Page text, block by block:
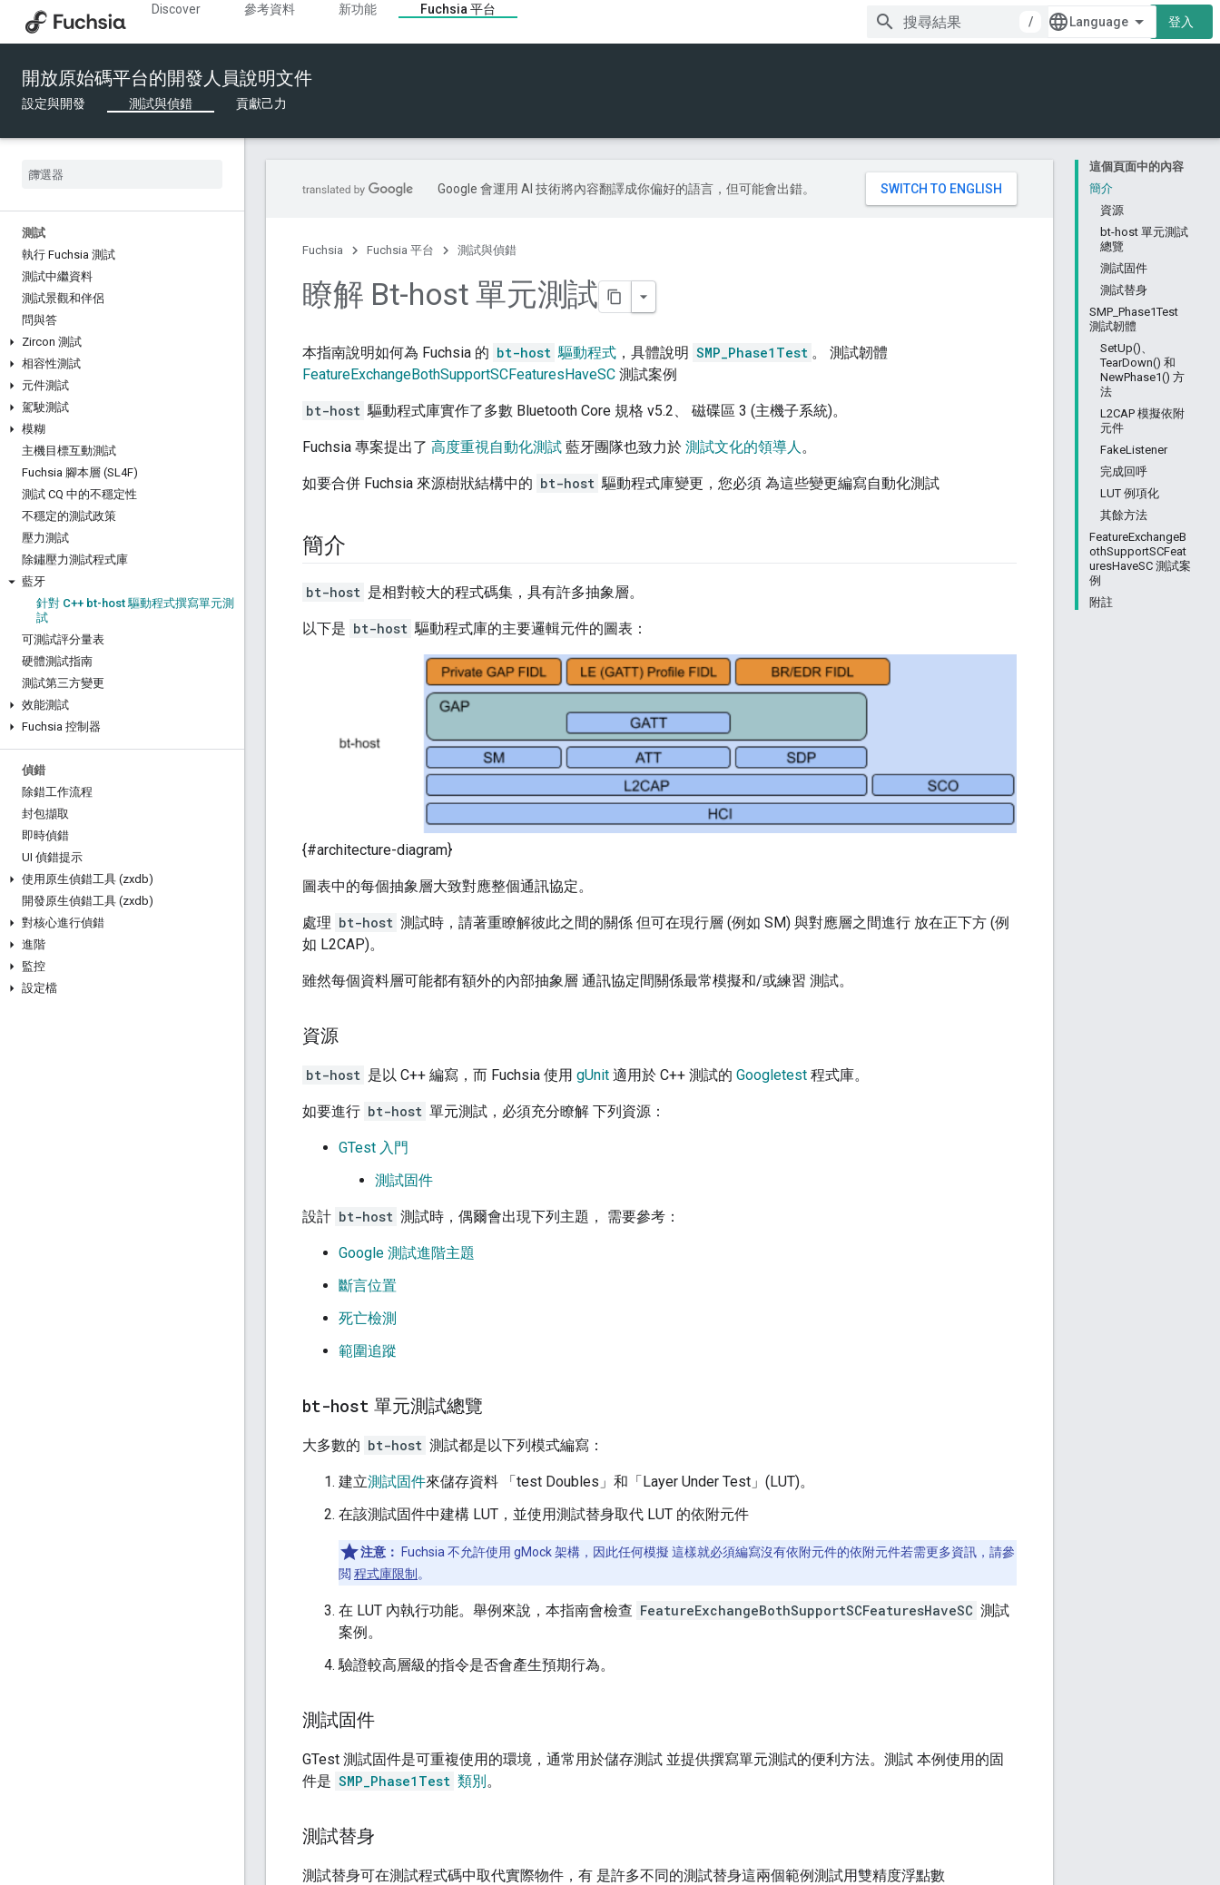
Discover 參考資料 新功能
Fuchsia 平台
/
登入
開放原始碼平台的開發人員說明文件
設定與開發 測試與偵錯 貢獻己力
測試
執行 Fuchsia 測試
測試中繼資料
測試景觀和伴侶
問與答
Zircon 測試
相容性測試
元件測試
駕駛測試
模糊
主機目標互動測試
Fuchsia 腳本層 (SL4F)
測試 CQ 中的不穩定性
不穩定的測試政策
壓力測試
除鏽壓力測試程式庫
藍牙
針對 C++ bt-host 驅動程式撰寫單元測
試
可測試評分量表
硬體測試指南
測試第三方變更
效能測試
Fuchsia 控制器
偵錯
除錯工作流程
封包擷取
即時偵錯
UI 偵錯提示
使用原生偵錯工具 (zxdb)
開發原生偵錯工具 (zxdb)
對核心進行偵錯
進階
監控
設定檔
這個頁面中的內容
簡介
資源
bt-host 單元測試
總覽
測試固件
測試替身
SMP_Phase1Test
測試韌體
SetUp()、
TearDown() 和
NewPhase1() 方
法
L2CAP 模擬依附
元件
FakeListener
完成回呼
LUT 例項化
其餘方法
FeatureExchangeB
othSupportSCFeat
uresHaveSC 測試案
例
附註
Google 會運用 AI 技術將內容翻譯成你偏好的語言，但可能會出錯。
Fuchsia Fuchsia 平台 測試與偵錯
瞭解 Bt-host 單元測試
本指南說明如何為 Fuchsia 的 bt-host 驅動程式 ，具體說明 SMP_Phase1Test 。 測試韌體
FeatureExchangeBothSupportSCFeaturesHaveSC 測試案例
bt-host 驅動程式庫實作了多數 Bluetooth Core 規格 v5.2、 磁碟區 3 (主機子系統)。
Fuchsia 專案提出了 高度重視自動化測試 藍牙團隊也致力於 測試文化的領導人。
如要合併 Fuchsia 來源樹狀結構中的 bt-host 驅動程式庫變更，您必須 為這些變更編寫自動化測試
簡介
bt-host 是相對較大的程式碼集，具有許多抽象層。
以下是 bt-host 驅動程式庫的主要邏輯元件的圖表：
{#architecture-diagram}
圖表中的每個抽象層大致對應整個通訊協定。
處理 bt-host 測試時，請著重瞭解彼此之間的關係 但可在現行層 (例如 SM) 與對應層之間進行 放在正下方 (例
如 L2CAP)。
雖然每個資料層可能都有額外的內部抽象層 通訊協定間關係最常模擬和/或練習 測試。
資源
bt-host 是以 C++ 編寫，而 Fuchsia 使用 gUnit 適用於 C++ 測試的 Googletest 程式庫。
如要進行 bt-host 單元測試，必須充分瞭解 下列資源：
GTest 入門
測試固件
設計 bt-host 測試時，偶爾會出現下列主題， 需要參考：
Google 測試進階主題
斷言位置
死亡檢測
範圍追蹤
bt-host 單元測試總覽
大多數的 bt-host 測試都是以下列模式編寫：
建立測試固件來儲存資料 「test Doubles」 和「Layer Under Test」(LUT)。
在該測試固件中建構 LUT，並使用測試替身取代 LUT 的依附元件
注意：
Fuchsia 不允許使用 gMock 架構，因此任何模擬 這樣就必須編寫沒有依附元件的依附元件若需更多資訊，請參
閲 程式庫限制 。
在 LUT 內執行功能。舉例來說，本指南會檢查 FeatureExchangeBothSupportSCFeaturesHaveSC 測試
案例。
驗證較高層級的指令是否會產生預期行為。
測試固件
GTest 測試固件是可重複使用的環境，通常用於儲存測試 並提供撰寫單元測試的便利方法。測試 本例使用的固
件是 SMP_Phase1Test 類別。
測試替身
測試替身可在測試程式碼中取代實際物件，有 是許多不同的測試替身這兩個範例測試用雙精度浮點數